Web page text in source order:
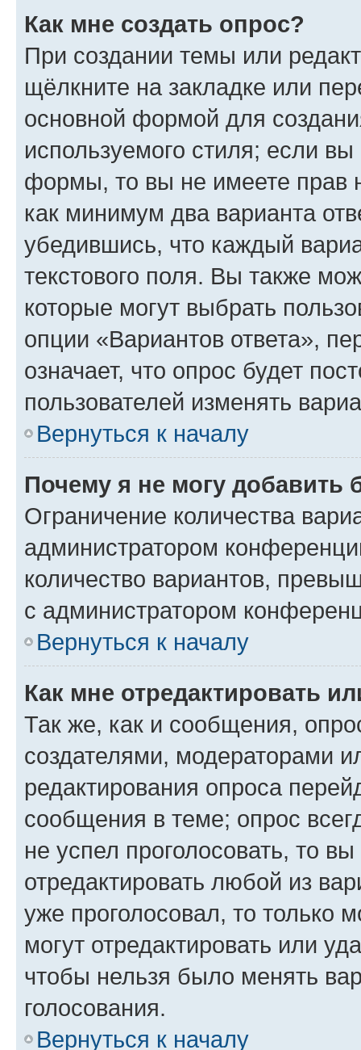
Как мне создать опрос?
При создании темы или
щёлкните на закладке или
основной формой для
используемого стиля; если
формы, то вы не имеете прав
как минимум два варианта
убедившись, что каждый
текстового поля. Вы также
которые могут выбрать
опции «Вариантов ответа»,
означает, что опрос будет
пользователей изменять
Вернуться к началу
Почему я не могу добавить
Ограничение количества
администратором
количество вариантов,
с администратором
Вернуться к началу
Как мне отредактировать
Так же, как и сообщения,
создателями, модераторами
редактирования опроса
сообщения в теме; опрос
не успел проголосовать, то
отредактировать любой из
уже проголосовал, то только
могут отредактировать или
чтобы нельзя было менять
голосования.
Вернуться к началу